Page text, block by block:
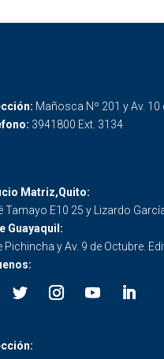
Mañosca Nº 201 y Av. 10
3941800 Ext. 3134
Matriz,Quito:
Tamayo E10 25 y Lizardo
Guayaquil:
Pichincha y Av. 9 de Octubre.